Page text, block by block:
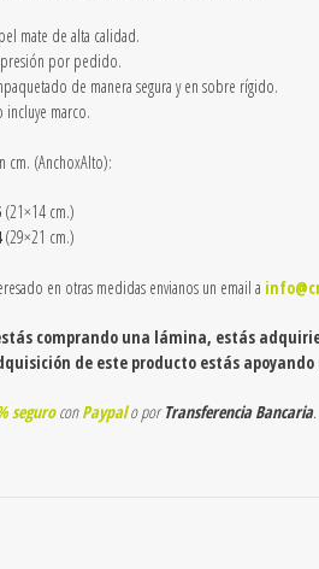
mate de alta calidad.
por pedido.
de manera segura y en sobre rígido.
incluye marco.
cm. (AnchoxAlto):
(21×14 cm.)
(29×21 cm.)
en otras medidas envianos un email a
comprando una lámina, estás
de este producto estás
seguroconPaypalo porTransferencia Bancaria.